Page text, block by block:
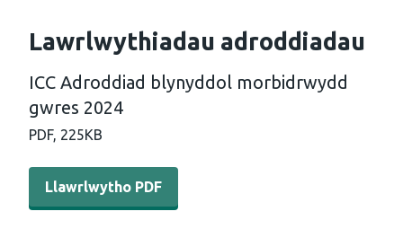
Lawrlwythiadau adroddiadau
ICC Adroddiad blynyddol morbidrwydd
gwres 2024
PDF, 225KB
Llawrlwytho PDF - ICC Adroddiad blynyddol
Llawrlwytho PDF